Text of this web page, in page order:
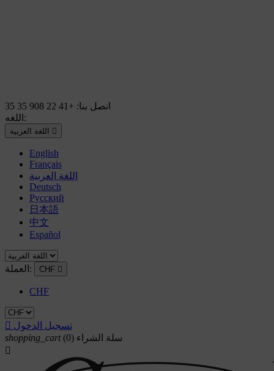
اتصل بنا: +41 22 908 35 35
اللغه:
اللغة العربية 
English
Français
اللغة العربية
Deutsch
Русский
日本語
中文
Español
العملة: CHF 
CHF
 تسجيل الدخول
shopping_cart
سلة الشراء (0)
